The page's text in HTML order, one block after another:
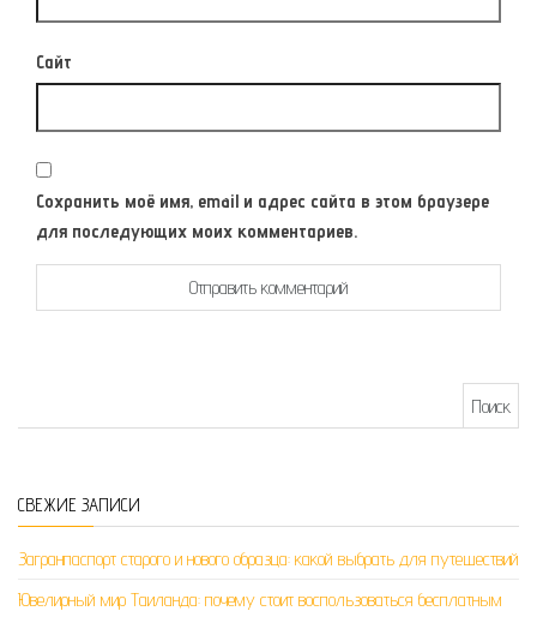
Сайт
Сохранить моё имя, email и адрес сайта в этом браузере
для последующих моих комментариев.
СВЕЖИЕ ЗАПИСИ
Загранпаспорт старого и нового образца: какой выбрать для путешествий
Ювелирный мир Таиланда: почему стоит воспользоваться бесплатным